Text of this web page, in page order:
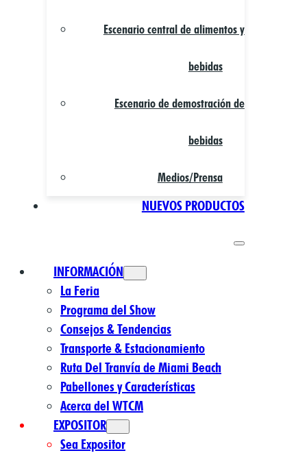
Escenario central de alimentos y
bebidas
Escenario de demostración de
bebidas
Medios/Prensa
NUEVOS PRODUCTOS
INFORMACIÓN
La Feria
Programa del Show
Consejos & Tendencias
Transporte & Estacionamiento
Ruta Del Tranvía de Miami Beach
Pabellones y Características
Acerca del WTCM
EXPOSITOR
Sea Expositor